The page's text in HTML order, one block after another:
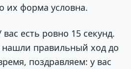
их форма условна.
есть ровно 15 секунд.
нашли правильный ход до
поздравляем: у вас